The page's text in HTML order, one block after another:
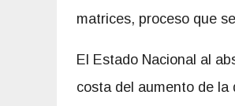
matrices, proceso que
El Estado Nacional al
costa del aumento de la